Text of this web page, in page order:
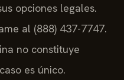
opciones legales.
al (888) 437-7747.
no constituye
es único.